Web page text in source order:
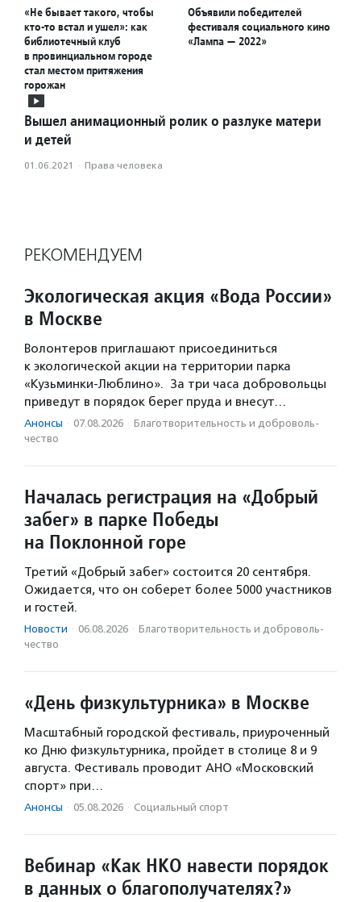
«Не бывает такого, чтобы
кто-то встал и ушел»: как
библиотечный клуб
в провинциальном городе
стал местом притяжения
горожан
Объявили победителей
фестиваля социального кино
«Лампа — 2022»
Вышел анимационный ролик о разлуке матери
и детей
01.06.2021 · Права человека
РЕКОМЕНДУЕМ
Экологическая акция «Вода России»
в Москве
Волонтеров приглашают присоединиться
к экологической акции на территории парка
«Кузьминки-Люблино». За три часа добровольцы
приведут в порядок берег пруда и внесут…
Анонсы · 07.08.2026 · Благотвори­тель­ность и доброволь­
чест­во
Началась регистрация на «Добрый
забег» в парке Победы
на Поклонной горе
Третий «Добрый забег» состоится 20 сентября.
Ожидается, что он соберет более 5000 участников
и гостей.
Новости · 06.08.2026 · Благотвори­тель­ность и доброволь­
чест­во
«День физкультурника» в Москве
Масштабный городской фестиваль, приуроченный
ко Дню физкультурника, пройдет в столице 8 и 9
августа. Фестиваль проводит АНО «Московский
спорт» при…
Анонсы · 05.08.2026 · Социальный спорт
Вебинар «Как НКО навести порядок
в данных о благополучателях?»